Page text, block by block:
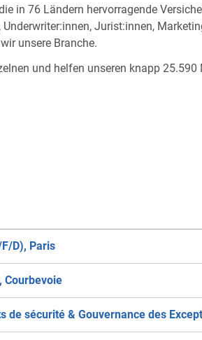
in 76 Ländern hervorragende
Jurist:innen,
unsere Branche.
und helfen unseren knapp
D), Paris
Courbevoie
sécurité & Gouvernance des